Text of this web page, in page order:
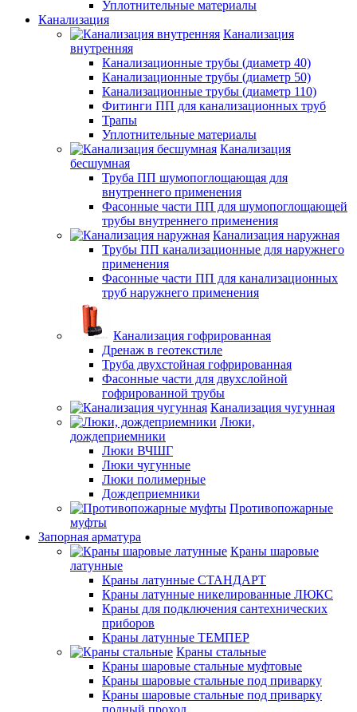
Уплотнительные материалы
Канализация
Канализация
внутренняя
Канализационные трубы (диаметр 40)
Канализационные трубы (диаметр 50)
Канализационные трубы (диаметр 110)
Фитинги ПП для канализационных труб
Трапы
Уплотнительные материалы
Канализация
бесшумная
Труба ПП шумопоглощающая для
внутреннего применения
Фасонные части ПП для шумопоглощающей
трубы внутреннего применения
Канализация наружная
Трубы ПП канализационные для наружнего
применения
Фасонные части ПП для канализационных
труб наружнего применения
Канализация гофрированная
Дренаж в геотекстиле
Труба двухстойная гофрированная
Фасонные части для двухслойной
гофрированной трубы
Канализация чугунная
Люки,
дождеприемники
Люки ВЧШГ
Люки чугунные
Люки полимерные
Дождеприемники
Противопожарные
муфты
Запорная арматура
Краны шаровые
латунные
Краны латунные СТАНДАРТ
Краны латунные никелированные ЛЮКС
Краны для подключения сантехнических
приборов
Краны латунные ТЕМПЕР
Краны стальные
Краны шаровые стальные муфтовые
Краны шаровые стальные под приварку
Краны шаровые стальные под приварку
полный проход